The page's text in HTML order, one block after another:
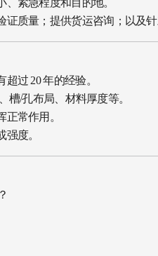
紧急程度和目的地。
质量；提供货运咨询；以及
过 20 年的经验。
槽/孔布局、材料厚度等。
常作用。
度。